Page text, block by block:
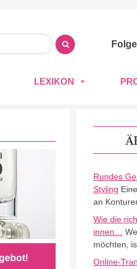
LEXIKON
Rundes
Styling
an
Wie die
innen…
möchten,
Online-